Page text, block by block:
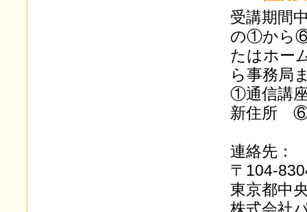
受講期間
の①から⑥
たはホー
ら事務局
①通信講
新住所 ⑥
連絡先：
〒104-
東京都中
株式会社